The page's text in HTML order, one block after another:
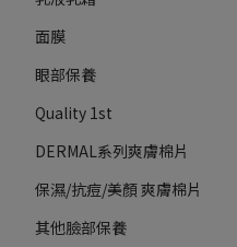
面膜
眼部保養
Quality 1st
DERMAL系列爽膚棉片
保濕/抗痘/美顏 爽膚棉片
其他臉部保養